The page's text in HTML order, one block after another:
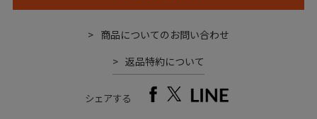
商品についてのお問い合わせ
返品特約について
シェアする